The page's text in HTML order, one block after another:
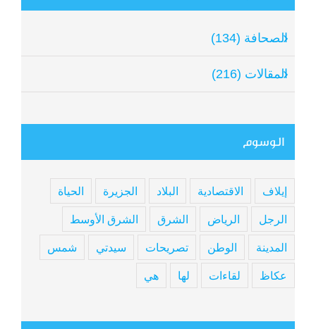
الصحافة (134)
المقالات (216)
الوسوم
إيلاف الاقتصادية البلاد الجزيرة الحياة
الرجل الرياض الشرق الشرق الأوسط
المدينة الوطن تصريحات سيدتي شمس
عكاظ لقاءات لها هي